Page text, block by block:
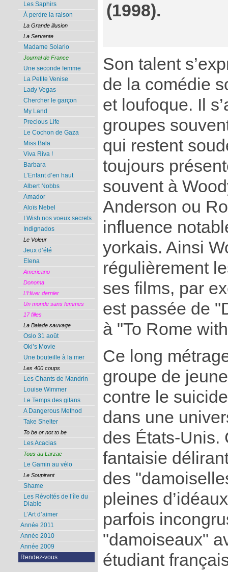
(1998).
Son talent
de la comédie
et loufoque. Il
groupes
qui restent
toujours
souvent à
Anderson ou
influence
yorkais. Ainsi
régulièrement
ses films, par
est passée de
à "To Rome
Ce long
groupe de
contre le
dans une
des États-Unis.
fantaisie
des
pleines
parfois
"damoiseaux"
étudiant
Les Saphirs
À perdre la raison
La Grande illusion
La Servante
Madame Solario
Journal de France
Une seconde femme
La Petite Venise
Lady Vegas
Chercher le garçon
My Land
Precious Life
Le Cochon de Gaza
Miss Bala
Viva Riva !
Barbara
L’Enfant d’en haut
Albert Nobbs
Amador
Aloïs Nebel
I Wish nos voeux secrets
Indignados
Le Voleur
Jeux d’été
Elena
Americano
Donoma
L’Hiver dernier
Un monde sans femmes
17 filles
La Balade sauvage
Oslo 31 août
Oki’s Movie
Une bouteille à la mer
Les 400 coups
Les Chants de Mandrin
Louise Wimmer
Le Temps des gitans
A Dangerous Method
Take Shelter
To be or not to be
Les Acacias
Tous au Larzac
Le Gamin au vélo
Le Soupirant
Shame
Les Révoltés de l’île du
Diable
L’Art d’aimer
Année 2011
Année 2010
Année 2009
Rendez-vous